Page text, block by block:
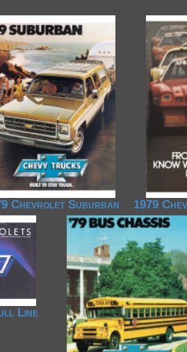
Chevrolet Suburban 1979
Line